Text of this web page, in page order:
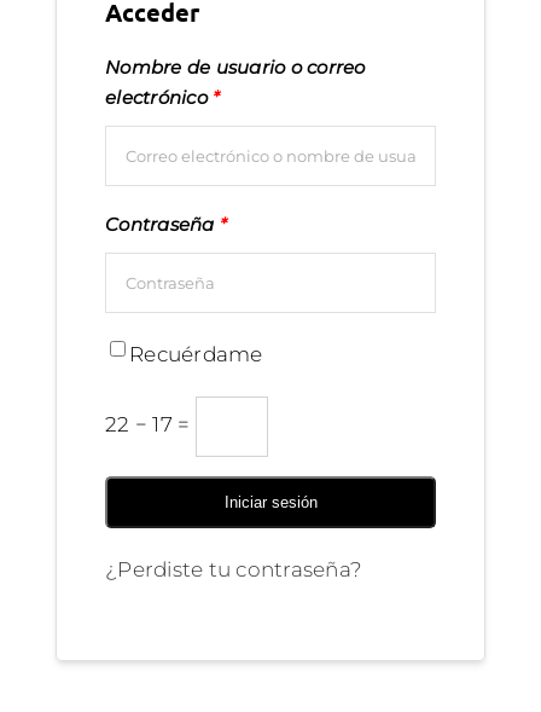
Acceder
Nombre de usuario o correo
electrónico *
Contraseña *
Recuérdame
22 − 17 =
Iniciar sesión
¿Perdiste tu contraseña?